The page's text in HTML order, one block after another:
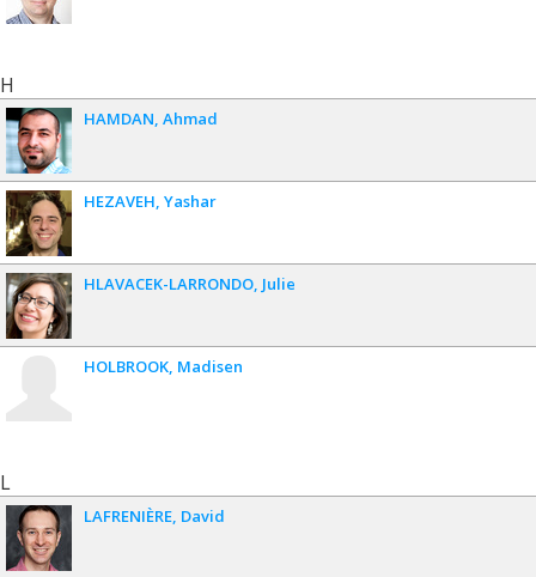
H
HAMDAN Ahmad
HEZAVEH Yashar
HLAVACEK-LARRONDO Julie
HOLBROOK Madisen
L
LAFRENIÈRE David